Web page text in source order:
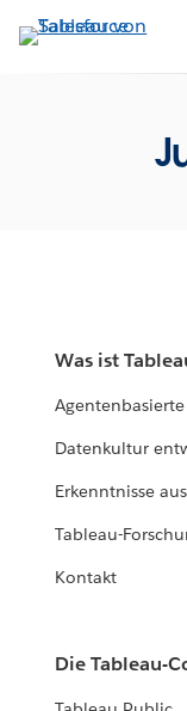
Direkt
zum
Was ist
Datenkultur
Erkenntnisse
Tableau-
Kontakt
Die Tableau-